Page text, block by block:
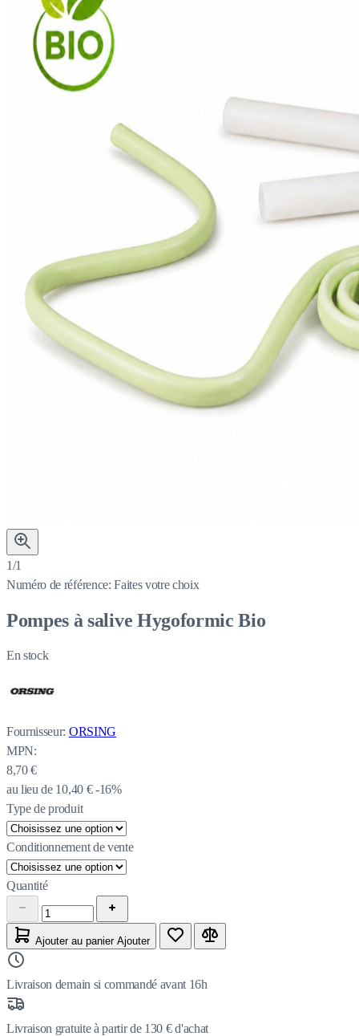
1/1
Numéro de référence: Faites votre choix
Pompes à salive Hygoformic Bio
En stock
Fournisseur: ORSING
MPN:
8,70 €
au lieu de 10,40 € -16%
Type de produit
Conditionnement de vente
Quantité
Ajouter au panier Ajouter
Livraison demain si commandé avant 16h
Livraison gratuite à partir de 130 € d'achat